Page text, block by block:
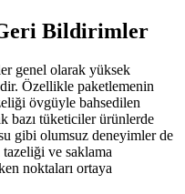
Bildirimler
genel olarak yüksek
Özellikle paketlemenin
övgüyle bahsedilen
bazı tüketiciler ürünlerde
gibi olumsuz deneyimler de
ve saklama
noktaları ortaya